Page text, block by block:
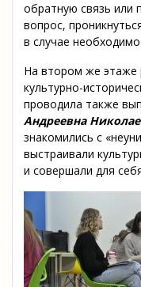
обратную связь или
вопрос,
в случае
На втором же этаже
культурно-
проводила также
Андреевна
знакомились с
выстраивали
и совершали для